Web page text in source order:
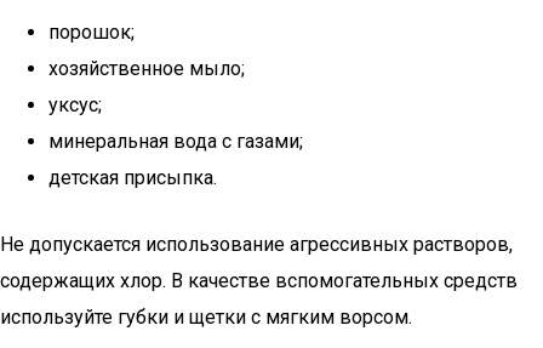
порошок;
хозяйственное мыло;
уксус;
минеральная вода с газами;
детская присыпка.
Не допускается использование агрессивных растворов,
содержащих хлор. В качестве вспомогательных средств
используйте губки и щетки с мягким ворсом.